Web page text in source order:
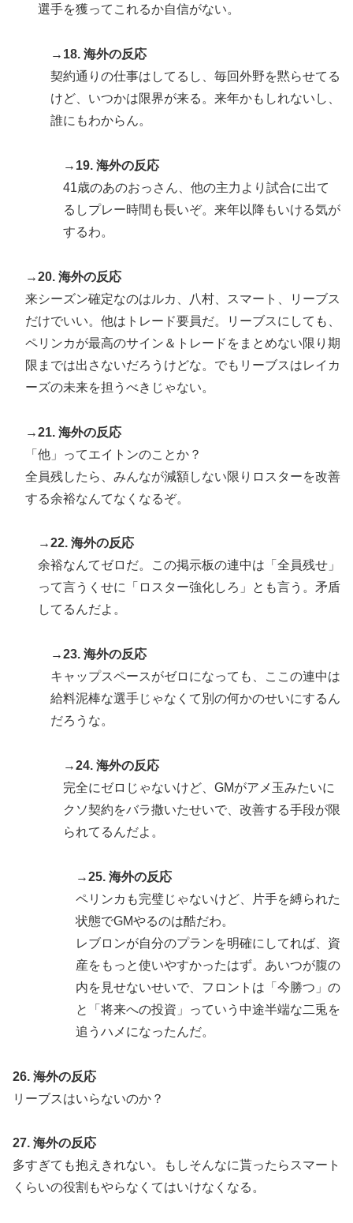
選手を獲ってこれるか自信がない。
→18. 海外の反応
契約通りの仕事はしてるし、毎回外野を黙らせてる
けど、いつかは限界が来る。来年かもしれないし、
誰にもわからん。
→19. 海外の反応
41歳のあのおっさん、他の主力より試合に出て
るしプレー時間も長いぞ。来年以降もいける気が
するわ。
→20. 海外の反応
来シーズン確定なのはルカ、八村、スマート、リーブス
だけでいい。他はトレード要員だ。リーブスにしても、
ペリンカが最高のサイン＆トレードをまとめない限り期
限までは出さないだろうけどな。でもリーブスはレイカ
ーズの未来を担うべきじゃない。
→21. 海外の反応
「他」ってエイトンのことか？
全員残したら、みんなが減額しない限りロスターを改善
する余裕なんてなくなるぞ。
→22. 海外の反応
余裕なんてゼロだ。この掲示板の連中は「全員残せ」
って言うくせに「ロスター強化しろ」とも言う。矛盾
してるんだよ。
→23. 海外の反応
キャップスペースがゼロになっても、ここの連中は
給料泥棒な選手じゃなくて別の何かのせいにするん
だろうな。
→24. 海外の反応
完全にゼロじゃないけど、GMがアメ玉みたいに
クソ契約をバラ撒いたせいで、改善する手段が限
られてるんだよ。
→25. 海外の反応
ペリンカも完璧じゃないけど、片手を縛られた
状態でGMやるのは酷だわ。
レブロンが自分のプランを明確にしてれば、資
産をもっと使いやすかったはず。あいつが腹の
内を見せないせいで、フロントは「今勝つ」の
と「将来への投資」っていう中途半端な二兎を
追うハメになったんだ。
26. 海外の反応
リーブスはいらないのか？
27. 海外の反応
多すぎても抱えきれない。もしそんなに貰ったらスマート
くらいの役割もやらなくてはいけなくなる。